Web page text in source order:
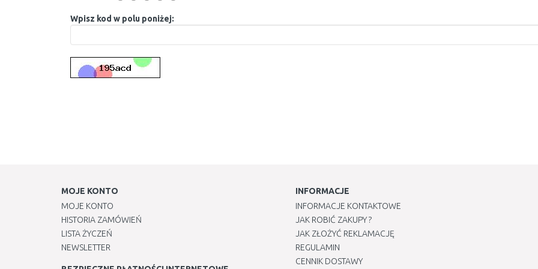
Wpisz kod w polu poniżej:
MOJE KONTO
MOJE KONTO
HISTORIA ZAMÓWIEŃ
LISTA ŻYCZEŃ
NEWSLETTER
INFORMACJE
INFORMACJE KONTAKTOWE
JAK ROBIĆ ZAKUPY ?
JAK ZŁOŻYĆ REKLAMACJĘ
REGULAMIN
CENNIK DOSTAWY